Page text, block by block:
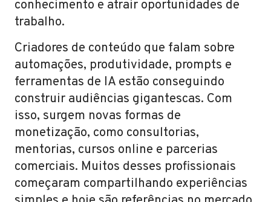
conhecimento e atrair oportunidades de
trabalho.
Criadores de conteúdo que falam sobre
automações, produtividade, prompts e
ferramentas de IA estão conseguindo
construir audiências gigantescas. Com
isso, surgem novas formas de
monetização, como consultorias,
mentorias, cursos online e parcerias
comerciais. Muitos desses profissionais
começaram compartilhando experiências